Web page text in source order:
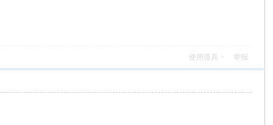
使用道具 举报